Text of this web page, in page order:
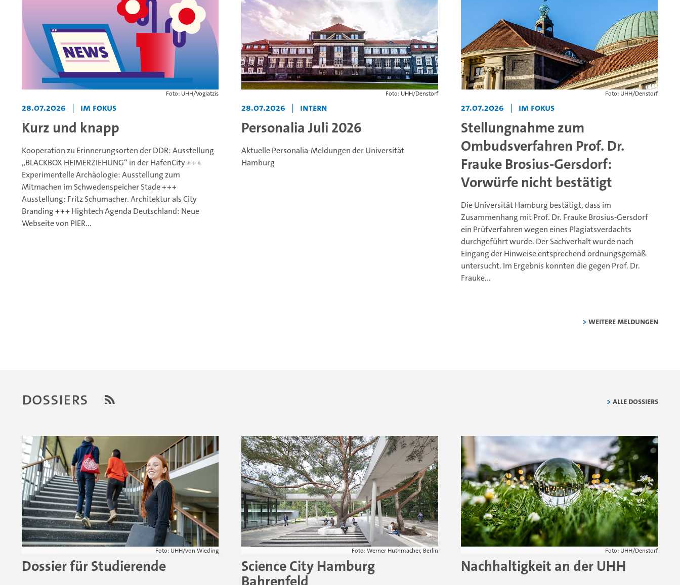
Foto: UHH/Vogiatzis
28.07.2026 | Im Fokus
Kurz und knapp
Kooperation zu Erinnerungsorten der DDR: Ausstellung
„BLACKBOX HEIMERZIEHUNG“ in der HafenCity +++
Experimentelle Archäologie: Ausstellung zum
Mitmachen im Schwedenspeicher Stade +++
Ausstellung: Fritz Schumacher. Architektur als City
Branding +++ Hightech Agenda Deutschland: Neue
Webseite von PIER...
Foto: UHH/Denstorf
28.07.2026 | Intern
Personalia Juli 2026
Aktuelle Personalia-Meldungen der Universität
Hamburg
Foto: UHH/Denstorf
27.07.2026 | Im Fokus
Stellungnahme zum
Ombudsverfahren Prof. Dr.
Frauke Brosius-Gersdorf:
Vorwürfe nicht bestätigt
Die Universität Hamburg bestätigt, dass im
Zusammenhang mit Prof. Dr. Frauke Brosius-Gersdorf
ein Prüfverfahren wegen eines Plagiatsverdachts
durchgeführt wurde. Der Sachverhalt wurde nach
Eingang der Hinweise entsprechend ordnungsgemäß
untersucht. Im Ergebnis konnten die gegen Prof. Dr.
Frauke...
weitere Meldungen
Dossiers Alle Dossiers
Foto: UHH/von Wieding
Dossier für Studierende
Foto: Werner Huthmacher, Berlin
Science City Hamburg
Foto: UHH/Denstorf
Nachhaltigkeit an der UHH